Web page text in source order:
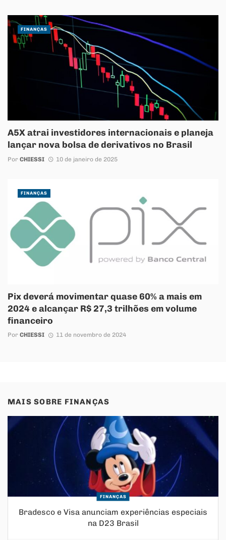
A5X atrai investidores internacionais e planeja
lançar nova bolsa de derivativos no Brasil
Por CHIESSI 10 de janeiro de 2025
FINANÇAS
Pix deverá movimentar quase 60% a mais em
2024 e alcançar R$ 27,3 trilhões em volume
financeiro
Por CHIESSI 11 de novembro de 2024
FINANÇAS
MAIS SOBRE FINANÇAS
FINANÇAS
Bradesco e Visa anunciam experiências especiais
na D23 Brasil